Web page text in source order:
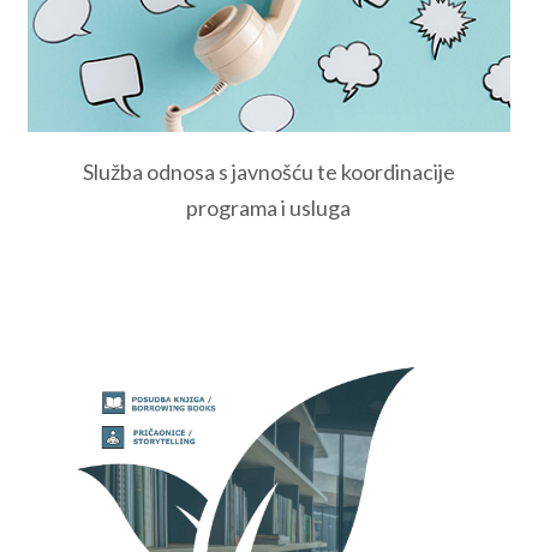
Služba odnosa s javnošću te koordinacije
programa i usluga